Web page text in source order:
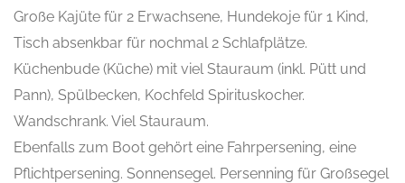
Große Kajüte für 2 Erwachsene, Hundekoje für 1 Kind,
Tisch absenkbar für nochmal 2 Schlafplätze.
Küchenbude (Küche) mit viel Stauraum (inkl. Pütt und
Pann), Spülbecken, Kochfeld Spirituskocher.
Wandschrank. Viel Stauraum.
Ebenfalls zum Boot gehört eine Fahrpersening, eine
Pflichtpersening. Sonnensegel. Persenning für Großsegel